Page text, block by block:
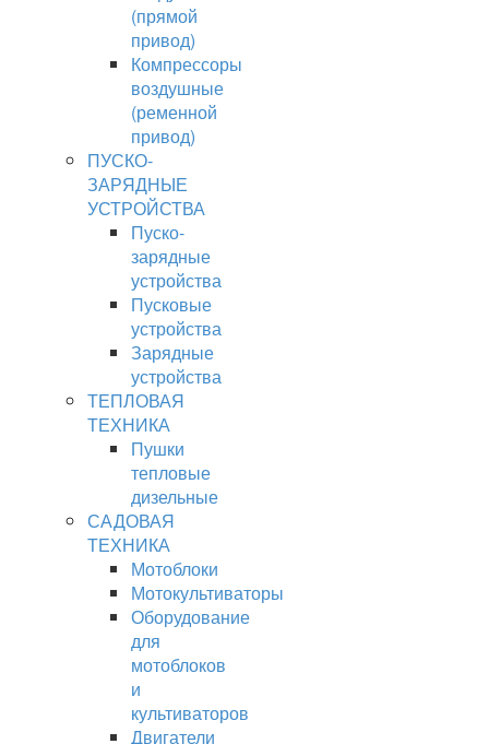
(прямой
привод)
Компрессоры
воздушные
(ременной
привод)
ПУСКО-
ЗАРЯДНЫЕ
УСТРОЙСТВА
Пуско-
зарядные
устройства
Пусковые
устройства
Зарядные
устройства
ТЕПЛОВАЯ
ТЕХНИКА
Пушки
тепловые
дизельные
САДОВАЯ
ТЕХНИКА
Мотоблоки
Мотокультиваторы
Оборудование
для
мотоблоков
и
культиваторов
Двигатели